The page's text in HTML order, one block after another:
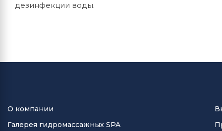
дезинфекции воды.
О компании
Галерея гидромассажных SPA